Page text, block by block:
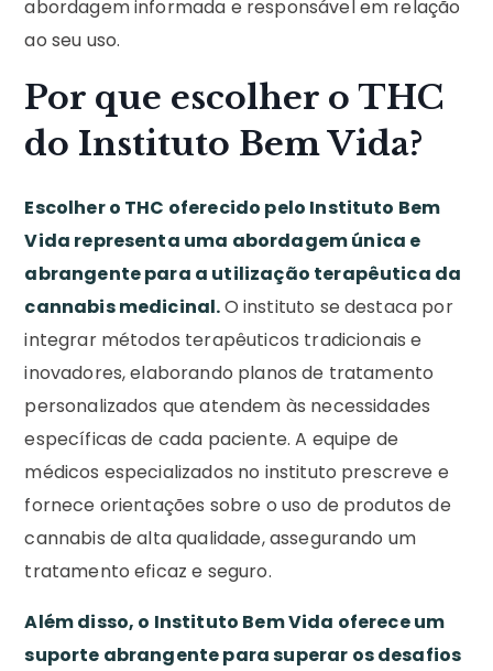
abordagem informada e responsável em relação
ao seu uso.
Por que escolher o THC
do Instituto Bem Vida?
Escolher o THC oferecido pelo Instituto Bem
Vida representa uma abordagem única e
abrangente para a utilização terapêutica da
cannabis medicinal.O instituto se destaca por
integrar métodos terapêuticos tradicionais e
inovadores, elaborando planos de tratamento
personalizados que atendem às necessidades
específicas de cada paciente. A equipe de
médicos especializados no instituto prescreve e
fornece orientações sobre o uso de produtos de
cannabis de alta qualidade, assegurando um
tratamento eficaz e seguro.
Além disso, o Instituto Bem Vida oferece um
suporte abrangente para superar os desafios